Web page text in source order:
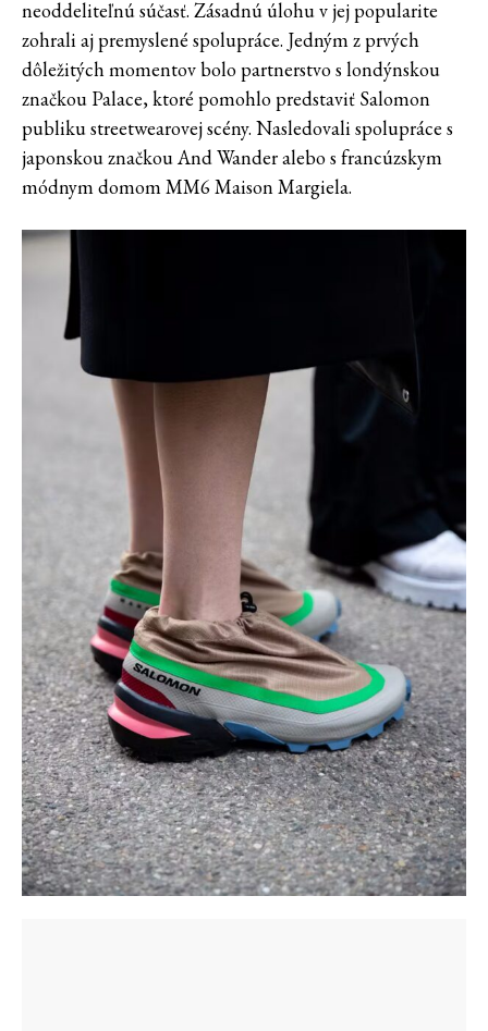
neoddeliteľnú súčasť. Zásadnú úlohu v jej popularite
zohrali aj premyslené spolupráce. Jedným z prvých
dôležitých momentov bolo partnerstvo s londýnskou
značkou Palace, ktoré pomohlo predstaviť Salomon
publiku streetwearovej scény. Nasledovali spolupráce s
japonskou značkou And Wander alebo s francúzskym
módnym domom MM6 Maison Margiela.